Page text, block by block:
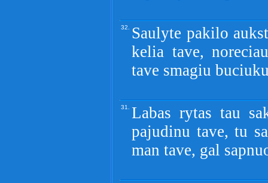
32. Saulyte pakilo
kelia tave,
tave smagiu
31. Labas rytas tau
pajudinu tave, tu
man tave, gal